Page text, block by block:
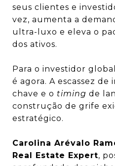
seus clientes e
vez, aumenta a
ultra-luxo e eleva o
dos ativos.
Para o investidor
é agora. A escassez
chave e o timing de
construção de grife
estratégico.
Carolina Arévalo
Real Estate Expert,